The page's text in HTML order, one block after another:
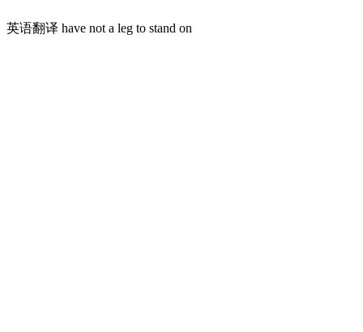
英语翻译 have not a leg to stand on